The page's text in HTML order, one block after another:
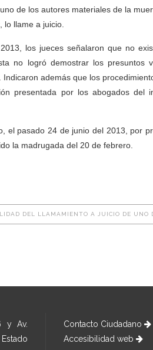
de los autores materiales de la
llame a juicio.
los jueces señalaron que no
no logró demostrar los presuntos
además que los
presentada por los abogados del
el pasado 24 de junio del 2013, por
la madrugada del 20 de febrero.
DEL LLAMAMIENTO A JUICIO DE UNO
y Av.
Contacto Ciudadano
Accesibilidad web